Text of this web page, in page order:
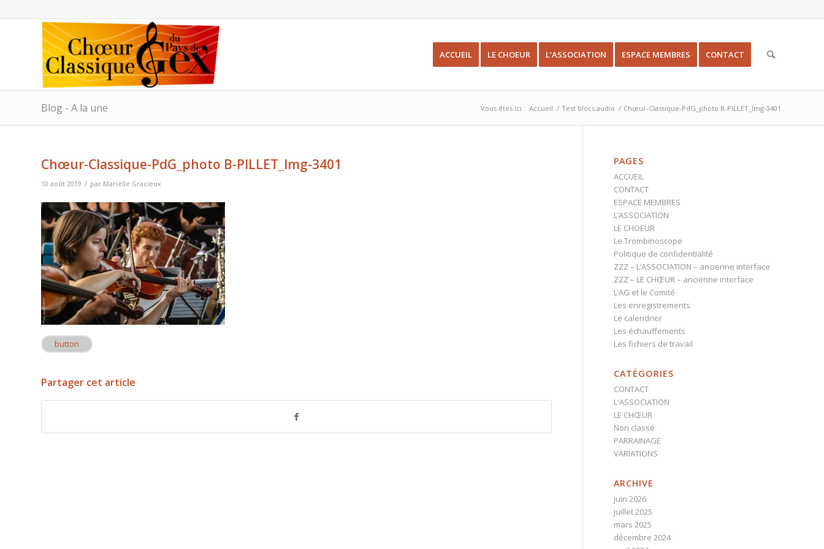
ACCUEIL LE CHOEUR L’ASSOCIATION ESPACE MEMBRES CONTACT
Blog - A la une Vous êtes ici : Accueil / Test blocs audio / Chœur-Classique-PdG_photo B-PILLET_Img-3401
Chœur-Classique-PdG_photo B-PILLET_Img-3401
10 août 2019 / par Marielle Gracieux
button
Partager cet article
PAGES
ACCUEIL
CONTACT
ESPACE MEMBRES
L’ASSOCIATION
LE CHOEUR
Le Trombinoscope
Politique de confidentialité
ZZZ – L’ASSOCIATION – ancienne interface
ZZZ – LE CHŒUR – ancienne interface
L’AG et le Comité
Les enregistrements
Le calendrier
Les échauffements
Les fichiers de travail
CATÉGORIES
CONTACT
L'ASSOCIATION
LE CHŒUR
Non classé
PARRAINAGE
VARIATIONS
ARCHIVE
juin 2026
juillet 2025
mars 2025
décembre 2024